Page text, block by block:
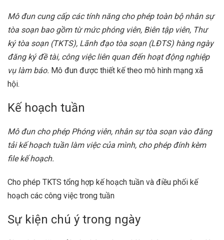
Mô đun cung cấp các tính năng cho phép toàn bộ nhân sự
tòa soạn bao gồm từ mức phóng viên, Biên tập viên, Thư
ký tòa soạn (TKTS), Lãnh đạo tòa soạn (LĐTS) hàng ngày
đăng ký đề tài, công việc liên quan đến hoạt động nghiệp
vụ làm báo. Mô đun được thiết kế theo mô hình mạng xã
hội.
Kế hoạch tuần
Mô đun cho phép Phóng viên, nhân sự tòa soạn vào đăng
tải kế hoạch tuần làm việc của mình, cho phép đính kèm
file kế hoạch.
Cho phép TKTS tổng hợp kế hoạch tuần và điều phối kế
hoạch các công việc trong tuần
Sự kiện chú ý trong ngày